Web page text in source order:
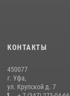
выступили на
Белорецк отметил
современную и
КОНТАКТЫ
450077
г. Уфа,
ул. Крупской д. 7